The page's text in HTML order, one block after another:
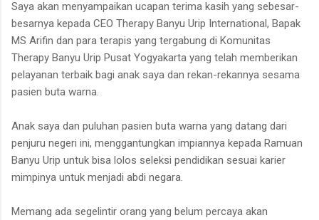
Saya akan menyampaikan ucapan terima kasih yang sebesar-
besarnya kepada CEO Therapy Banyu Urip International, Bapak
MS Arifin dan para terapis yang tergabung di Komunitas
Therapy Banyu Urip Pusat Yogyakarta yang telah memberikan
pelayanan terbaik bagi anak saya dan rekan-rekannya sesama
pasien buta warna.
Anak saya dan puluhan pasien buta warna yang datang dari
penjuru negeri ini, menggantungkan impiannya kepada Ramuan
Banyu Urip untuk bisa lolos seleksi pendidikan sesuai karier
mimpinya untuk menjadi abdi negara.
Memang ada segelintir orang yang belum percaya akan